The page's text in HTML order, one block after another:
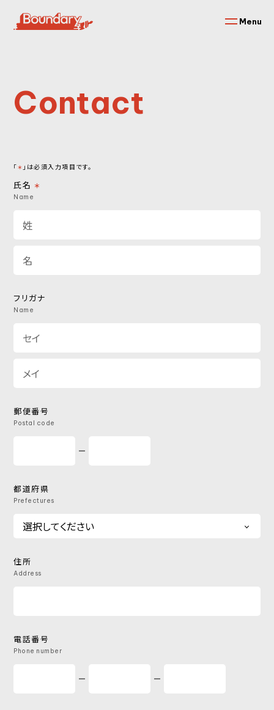
Menu
Contact
「＊ 」は必須入力項目です。
氏名 ＊
Name
フリガナ
Name
郵便番号
Postal code
都道府県
Prefectures
住所
Address
電話番号
Phone number